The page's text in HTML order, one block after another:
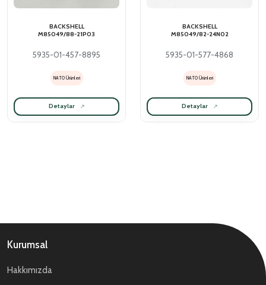
BACKSHELL
M85049/88-21P03
5935-01-457-8895
NATO Ürünleri
Detaylar
BACKSHELL
M85049/82-24N02
5935-01-577-4868
NATO Ürünleri
Detaylar
Kurumsal
Hakkımızda